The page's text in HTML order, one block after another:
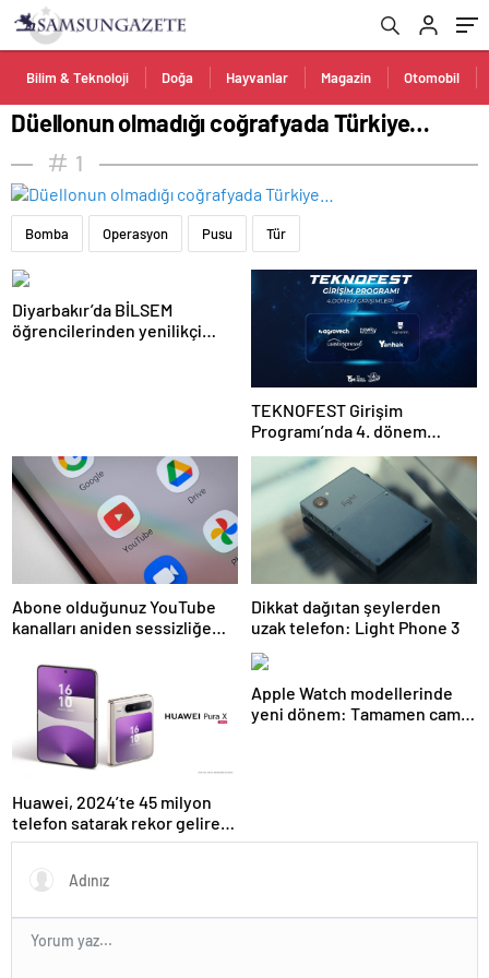
Bilim & Teknoloji Doğa Hayvanlar Magazin Otomobil
Düellonun olmadığı coğrafyada Türkiye…
1
Bomba Operasyon Pusu Tür
Diyarbakır’da BİLSEM
öğrencilerinden yenilikçi
TEKNOFEST Girişim
Programı’nda 4. dönem
başlıyor
Abone olduğunuz YouTube
kanalları aniden sessizliğe
Dikkat dağıtan şeylerden
uzak telefon: Light Phone 3
Huawei, 2024’te 45 milyon
telefon satarak rekor gelire
ulaştı
Apple Watch modellerinde
yeni dönem: Tamamen cam